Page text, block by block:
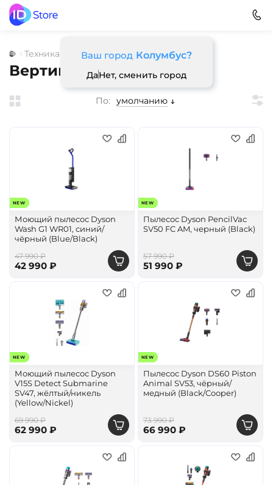
Ваш город Колумбус?
ДаНет, сменить город
Техника для дома
Вертикальные пылесосы
По: умолчанию
NEW
Моющий пылесос Dyson
Wash G1 WR01, синий/
чёрный (Blue/Black)
47 990 ₽
42 990 ₽
NEW
Пылесос Dyson PencilVac
SV50 FC AM, черный (Black)
57 990 ₽
51 990 ₽
NEW
Моющий пылесос Dyson
V15S Detect Submarine
SV47, жёлтый/никель
(Yellow/Nickel)
69 990 ₽
62 990 ₽
NEW
Пылесос Dyson DS60 Piston
Animal SV53, чёрный/
медный (Black/Cooper)
73 990 ₽
66 990 ₽